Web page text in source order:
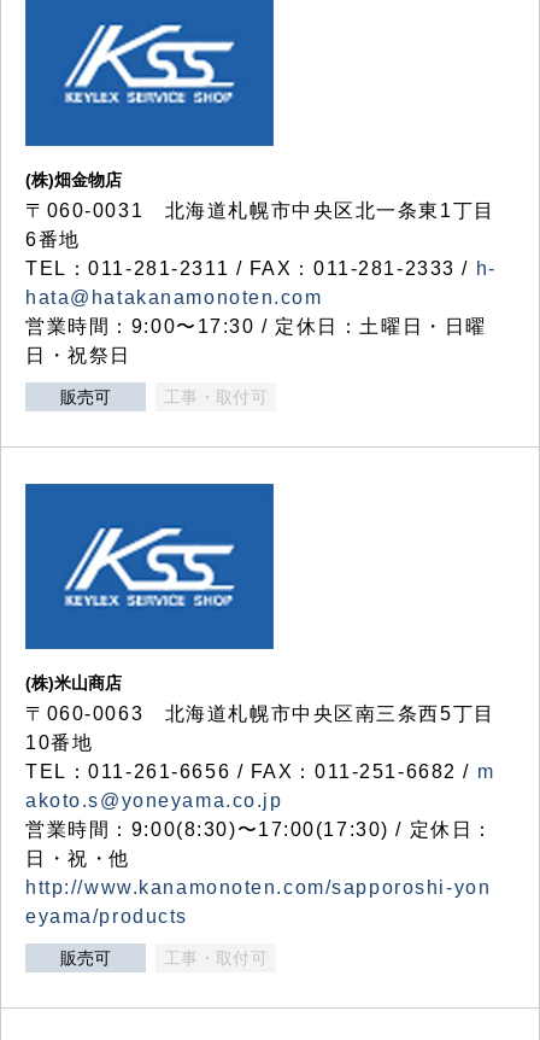
(株)畑金物店
〒060-0031 北海道札幌市中央区北一条東1丁目
6番地
TEL：011-281-2311 / FAX：011-281-2333 / h-
hata@hatakanamonoten.com
営業時間：9:00〜17:30 / 定休日：土曜日・日曜
日・祝祭日
販売可 工事・取付可
(株)米山商店
〒060-0063 北海道札幌市中央区南三条西5丁目
10番地
TEL：011-261-6656 / FAX：011-251-6682 / m
akoto.s@yoneyama.co.jp
営業時間：9:00(8:30)〜17:00(17:30) / 定休日：
日・祝・他
http://www.kanamonoten.com/sapporoshi-yon
eyama/products
販売可 工事・取付可